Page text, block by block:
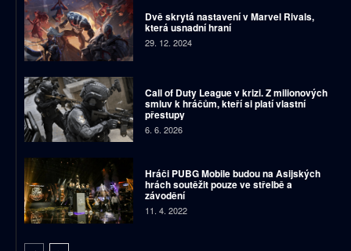
Dvě skrytá nastavení v Marvel Rivals,
která usnadní hraní
29. 12. 2024
Call of Duty League v krizi. Z milionových
smluv k hráčům, kteří si platí vlastní
přestupy
6. 6. 2026
Hráči PUBG Mobile budou na Asijských
hrách soutěžit pouze ve střelbě a
závodění
11. 4. 2022